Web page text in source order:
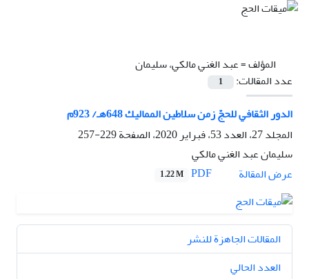
المؤلف =عبد الغني مالكي، سليمان
عدد المقالات:
1
الدور الثقافي للحجّ زمن سلاطين المماليك 648هـ/ 923م
المجلد 27، العدد 53، فبراير 2020، الصفحة
229-257
سليمان عبد الغني مالكي
عرض المقالة
1.22 M
المقالات الجاهزة للنشر
العدد الحالي